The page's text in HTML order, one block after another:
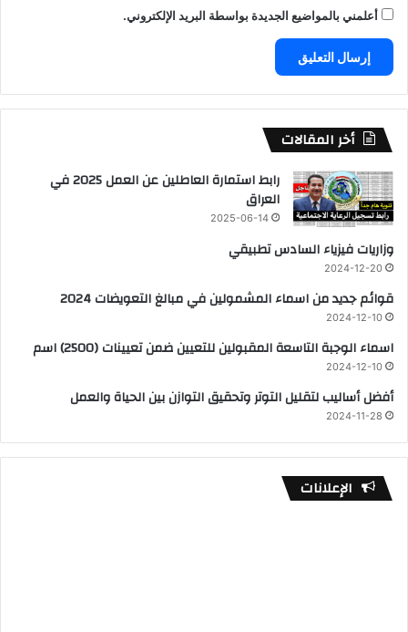
أعلمني بالمواضيع الجديدة بواسطة البريد الإلكتروني.
أخر المقالات
رابط استمارة العاطلين عن العمل 2025 في
العراق
2025-06-14
وزاريات فيزياء السادس تطبيقي
2024-12-20
قوائم جديد من اسماء المشمولين في مبالغ التعويضات 2024
2024-12-10
اسماء الوجبة التاسعة المقبولين للتعيين ضمن تعيينات (2500) اسم
2024-12-10
أفضل أساليب لتقليل التوتر وتحقيق التوازن بين الحياة والعمل
2024-11-28
الإعلانات